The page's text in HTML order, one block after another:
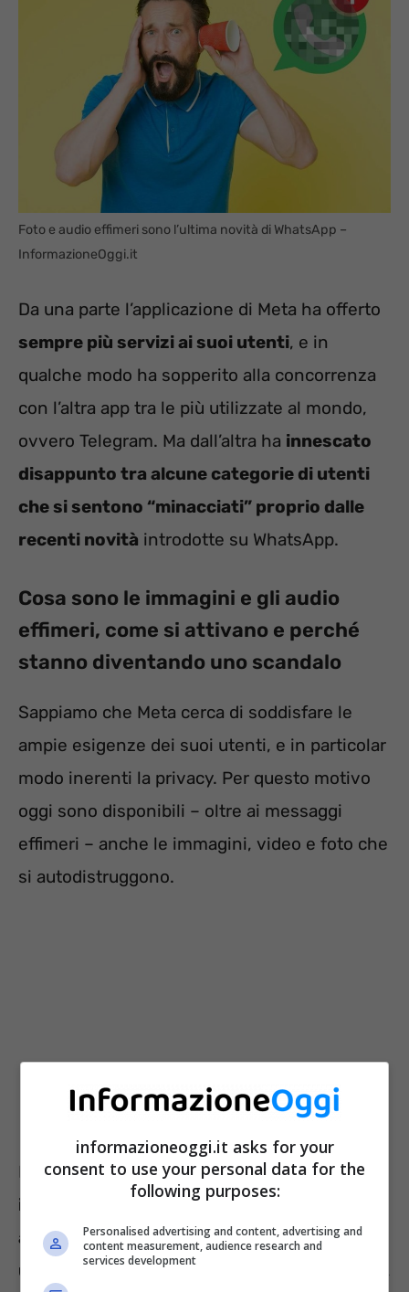
Foto e audio effimeri sono l’ultima novità di WhatsApp –
InformazioneOggi.it
Da una parte l’applicazione di Meta ha offerto
sempre più servizi ai suoi utenti, e in
qualche modo ha sopperito alla concorrenza
con l’altra app tra le più utilizzate al mondo,
ovvero Telegram. Ma dall’altra ha innescato
disappunto tra alcune categorie di utenti
che si sentono “minacciati” proprio dalle
recenti novità introdotte su WhatsApp.
Cosa sono le immagini e gli audio
effimeri, come si attivano e perché
stanno diventando uno scandalo
Sappiamo che Meta cerca di soddisfare le
ampie esigenze dei suoi utenti, e in particolar
modo inerenti la privacy. Per questo motivo
oggi sono disponibili – oltre ai messaggi
effimeri – anche le immagini, video e foto che
si autodistruggono.
Il funzionamento è semplice:un utente può
inviare un’immagine, un messaggio vocale o
altro contenuto con la funzione “visualizza
una volta”. Il destinatario riceve il messaggio,
informazioneoggi.it asks for your
consent to use your personal data for the
following purposes:
Personalised advertising and content, advertising and
content measurement, audience research and
services development